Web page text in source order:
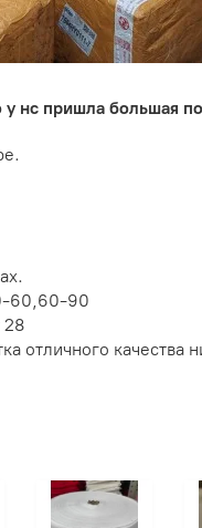
нс пришла большая
60,60-90
28
отличного качества